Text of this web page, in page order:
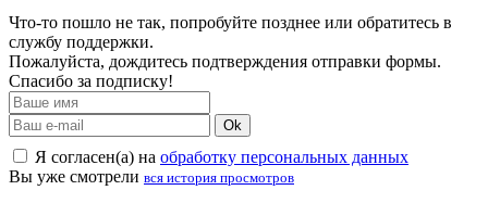
Что-то пошло не так, попробуйте позднее или обратитесь в
службу поддержки.
Пожалуйста, дождитесь подтверждения отправки формы.
Спасибо за подписку!
Ok
Я согласен(а) на обработку персональных данных
Вы уже смотрели вся история просмотров